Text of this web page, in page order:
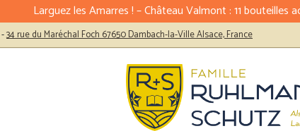
Larguez les Amarres ! – Château Valmont : 11 bouteilles
-34 rue du Maréchal Foch 67650 Dambach-la-Ville Alsace, France